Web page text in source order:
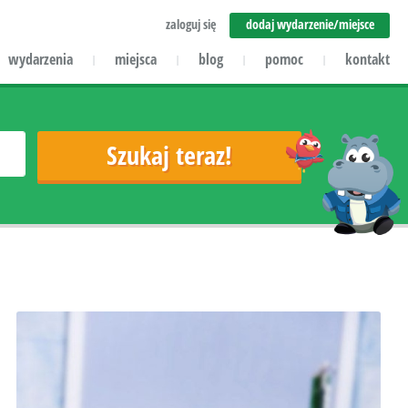
zaloguj się dodaj wydarzenie/miejsce
wydarzenia | miejsca | blog | pomoc | kontakt